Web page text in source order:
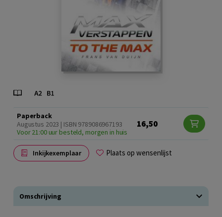
Paperback
Augustus 2023 | ISBN 9789086967193
Voor 21:00 uur besteld, morgen in huis
16,50
Inkijkexemplaar Plaats op wensenlijst
Omschrijving